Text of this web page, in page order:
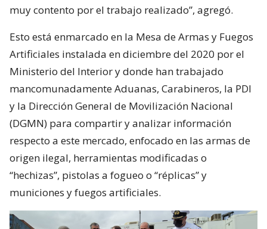
muy contento por el trabajo realizado”, agregó.
Esto está enmarcado en la Mesa de Armas y Fuegos
Artificiales instalada en diciembre del 2020 por el
Ministerio del Interior y donde han trabajado
mancomunadamente Aduanas, Carabineros, la PDI
y la Dirección General de Movilización Nacional
(DGMN) para compartir y analizar información
respecto a este mercado, enfocado en las armas de
origen ilegal, herramientas modificadas o
“hechizas”, pistolas a fogueo o “réplicas” y
municiones y fuegos artificiales.